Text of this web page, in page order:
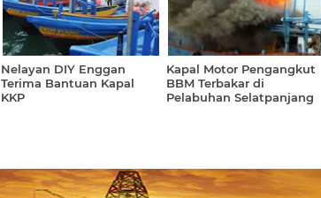
Nelayan DIY Enggan
Terima Bantuan Kapal
KKP
Kapal Motor Pengangkut
BBM Terbakar di
Pelabuhan Selatpanjang